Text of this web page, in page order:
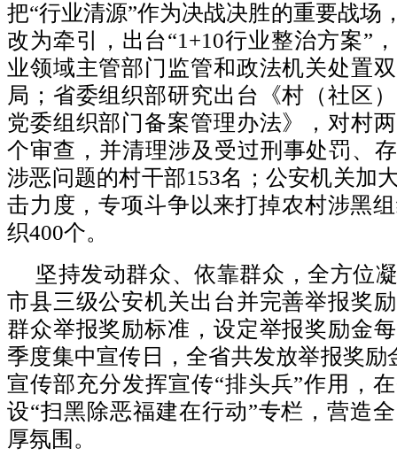
把“行业清源”作为决战决胜的重要战场
改为牵引，出台“1+10行业整治方案”
业领域主管部门监管和政法机关处置
局；省委组织部研究出台《村（社区
党委组织部门备案管理办法》，对村
个审查，并清理涉及受过刑事处罚、
涉恶问题的村干部153名；公安机关加
击力度，专项斗争以来打掉农村涉黑
织400个。
坚持发动群众、依靠群众，全方位
市县三级公安机关出台并完善举报奖
群众举报奖励标准，设定举报奖励金
季度集中宣传日，全省共发放举报奖励
宣传部充分发挥宣传“排头兵”作用，
设“扫黑除恶福建在行动”专栏，营造
厚氛围。